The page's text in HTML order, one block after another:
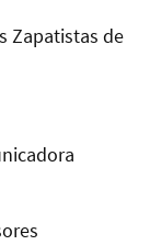
Zapatistas de